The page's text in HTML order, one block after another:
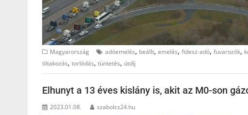
Magyarország adóemelés, beállt, emelés, fidesz-adó, fuvarozók,
tiltakozás, torlódás, tüntetés, útdíj
Elhunyt a 13 éves kislány is, akit az M0-son
2023.01.08. szabolcs24.hu